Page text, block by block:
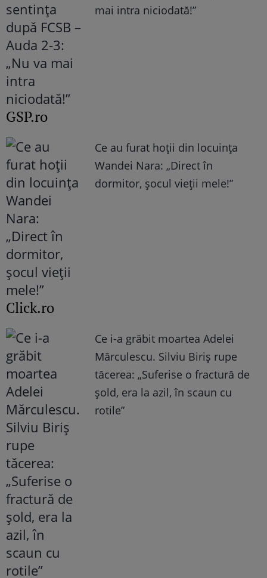
mai intra niciodată!”
GSP.ro
Ce au furat hoții din locuința
Wandei Nara: „Direct în
dormitor, șocul vieții mele!”
Click.ro
Ce i-a grăbit moartea Adelei
Mărculescu. Silviu Biriș rupe
tăcerea: „Suferise o fractură de
șold, era la azil, în scaun cu
rotile”